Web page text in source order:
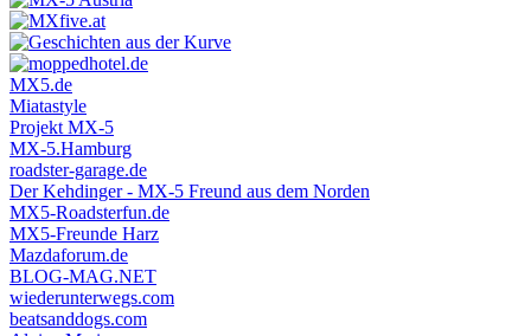
MX5.de
Miatastyle
Projekt MX-5
MX-5.Hamburg
roadster-garage.de
Der Kehdinger - MX-5 Freund aus dem Norden
MX5-Roadsterfun.de
MX5-Freunde Harz
Mazdaforum.de
BLOG-MAG.NET
wiederunterwegs.com
beatsanddogs.com